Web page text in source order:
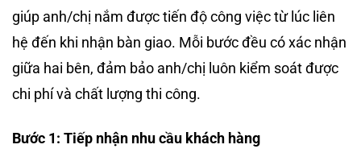
giúp anh/chị nắm được tiến độ công việc từ lúc liên
hệ đến khi nhận bàn giao. Mỗi bước đều có xác nhận
giữa hai bên, đảm bảo anh/chị luôn kiểm soát được
chi phí và chất lượng thi công.
Bước 1: Tiếp nhận nhu cầu khách hàng